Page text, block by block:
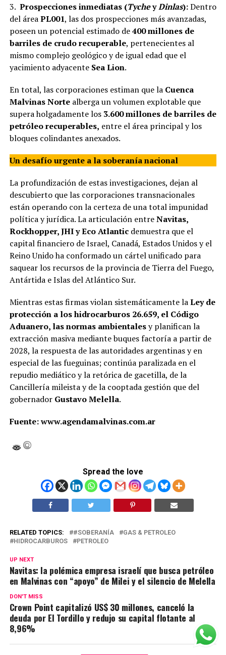
3. Prospecciones inmediatas (TycheyDinlas):Dentro
del áreaPL001, las dos prospecciones más avanzadas,
poseen un potencial estimado de400 millones de
barriles de crudo recuperable, pertenecientes al
mismo complejo geológico y de igual edad que el
yacimiento adyacente Sea Lion.
En total, las corporaciones estiman que la Cuenca
Malvinas Nortealberga un volumen explotable que
supera holgadamente los 3.600 millones de barriles de
petróleo recuperables, entre el área principal y los
bloques colindantes anexados.
Un desafío urgente a la soberanía nacional
La profundización de estas investigaciones, dejan al
descubierto que las corporaciones transnacionales
están operando con la certeza de una total impunidad
política y jurídica. La articulación entreNavitas,
Rockhopper, JHI y Eco Atlantic demuestra que el
capital financiero de Israel, Canadá, Estados Unidos y el
Reino Unido ha conformado un cártel unificado para
saquear los recursos de la provincia de Tierra del Fuego,
Antártida e Islas del Atlántico Sur.
Mientras estas firmas violan sistemáticamente laLey de
protección a los hidrocarburos 26.659, el Código
Aduanero, las normas ambientalesy planifican la
extracción masiva mediante buques factoría a partir de
2028, la respuesta de las autoridades argentinas y en
especial de las fueguinas; continúa paralizada en el
repudio mediático y la retórica de gacetilla, de la
Cancillería mileista y de la cooptada gestión que del
gobernador Gustavo Melella.
Fuente: www.agendamalvinas.com.ar
Spread the love
RELATED TOPICS: #SOBERANÍA
GAS & PETROLEO
HIDROCARBUROS
PETROLEO
UP NEXT
Navitas: la polémica empresa israelí que busca petróleo
en Malvinas con “apoyo” de Milei y el silencio de Melella
DON'T MISS
Crown Point capitalizó US$ 30 millones, canceló la
deuda por El Tordillo y redujo su capital flotante al
8,96%